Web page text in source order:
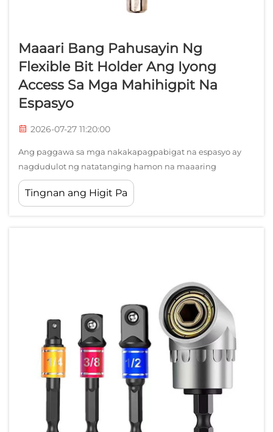
Maaari Bang Pahusayin Ng
Flexible Bit Holder Ang Iyong
Access Sa Mga Mahihigpit Na
Espasyo
2026-07-27 11:20:00
Ang paggawa sa mga nakakapagpabigat na espasyo ay
nagdudulot ng natatanging hamon na maaaring
makaimpluwensya nang malaki sa produktibidad at
tagumpay ng proyekto. Kung ikaw ay nag-i-install ng mga
Tingnan ang Higit Pa